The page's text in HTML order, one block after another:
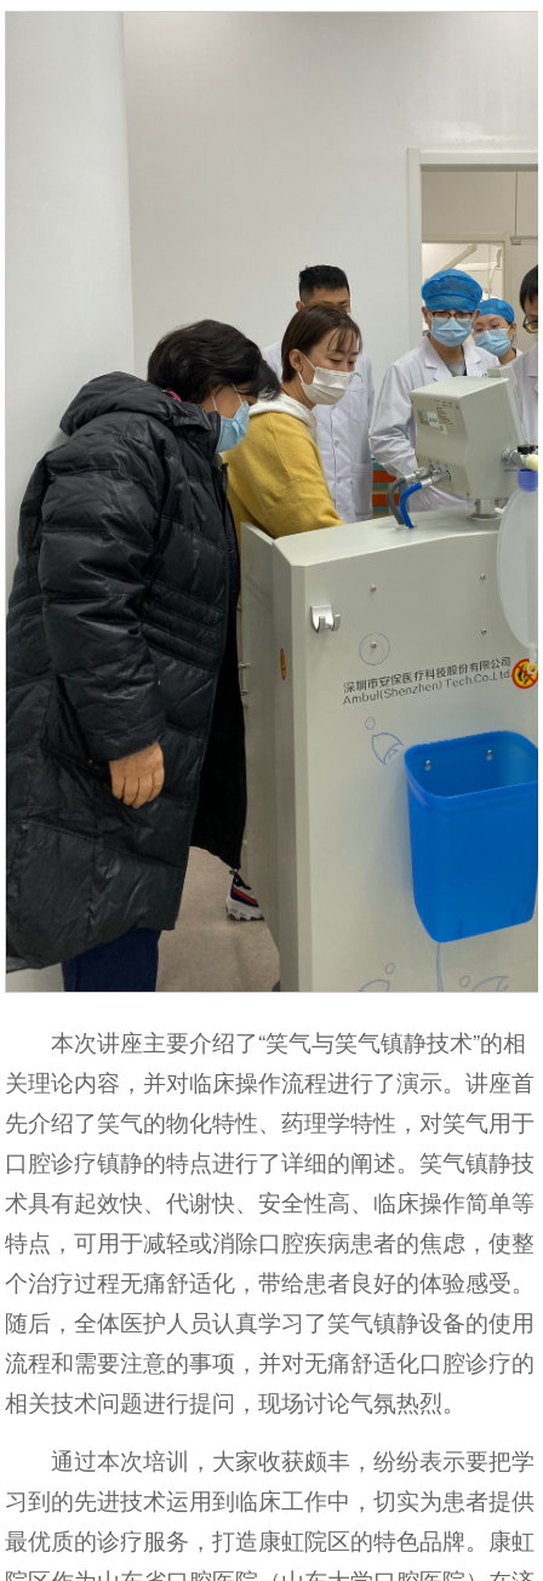
本次讲座主要介绍了“笑气与笑气镇静技术”的相
关理论内容，并对临床操作流程进行了演示。讲座首
先介绍了笑气的物化特性、药理学特性，对笑气用于
口腔诊疗镇静的特点进行了详细的阐述。笑气镇静技
术具有起效快、代谢快、安全性高、临床操作简单等
特点，可用于减轻或消除口腔疾病患者的焦虑，使整
个治疗过程无痛舒适化，带给患者良好的体验感受。
随后，全体医护人员认真学习了笑气镇静设备的使用
流程和需要注意的事项，并对无痛舒适化口腔诊疗的
相关技术问题进行提问，现场讨论气氛热烈。
通过本次培训，大家收获颇丰，纷纷表示要把学
习到的先进技术运用到临床工作中，切实为患者提供
最优质的诊疗服务，打造康虹院区的特色品牌。康虹